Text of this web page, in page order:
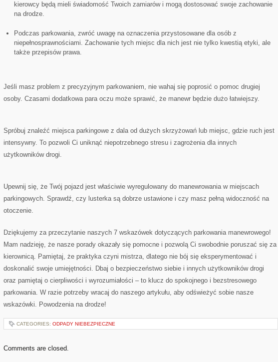
kierowcy będą mieli świadomość Twoich ​zamiarów‍ i mogą dostosować swoje zachowanie‌
na drodze.
Podczas parkowania, zwróć⁣ uwagę na oznaczenia przystosowane⁤ dla osób z
niepełnosprawnościami. Zachowanie tych miejsc⁤ dla nich jest⁤ nie tylko kwestią etyki, ale
także⁢ przepisów ⁤prawa.
Jeśli masz problem‌ z precyzyjnym parkowaniem, ⁢nie wahaj⁣ się poprosić o pomoc⁣ drugiej
osoby. Czasami dodatkowa para oczu może sprawić, że ⁢manewr będzie dużo łatwiejszy.
Spróbuj znaleźć miejsca parkingowe z dala od dużych skrzyżowań lub miejsc, gdzie ruch jest
intensywny. To pozwoli​ Ci uniknąć niepotrzebnego stresu i zagrożenia ⁤dla ⁢innych
użytkowników drogi.
Upewnij ⁢się, że Twój​ pojazd jest ⁤właściwie wyregulowany do⁣ manewrowania w⁤ miejscach
parkingowych. Sprawdź, ​czy lusterka‌ są dobrze ustawione ‍i czy‍ masz pełną widoczność na
otoczenie.
Dziękujemy za przeczytanie naszych 7 wskazówek dotyczących parkowania manewrowego!
Mam nadzieję, że ‌nasze porady okazały się pomocne‌ i pozwolą Ci swobodnie poruszać ⁣się‍ za
⁣kierownicą.‍ Pamiętaj, że praktyka czyni⁢ mistrza, dlatego nie bój ‍się eksperymentować ⁣i
doskonalić swoje ⁤umiejętności. Dbaj o bezpieczeństwo⁣ siebie i innych użytkowników drogi
⁤oraz pamiętaj o cierpliwości ⁢i wyrozumiałości – to klucz do ⁢spokojnego i bezstresowego
parkowania. W razie potrzeby ‌wracaj do naszego‌ artykułu,⁤ aby‌ odświeżyć sobie nasze
⁣wskazówki. Powodzenia na⁤ drodze!
CATEGORIES: ODPADY NIEBEZPIECZNE
Comments are closed.